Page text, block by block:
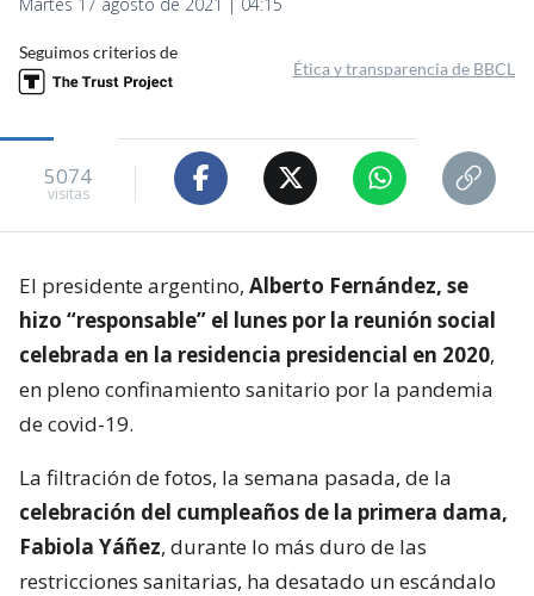
Seguimos criterios de
Ética y transparencia de BBCL
5074
visitas
El presidente argentino, Alberto Fernández, se
hizo “responsable” el lunes por la reunión social
celebrada en la residencia presidencial en 2020,
en pleno confinamiento sanitario por la pandemia
de covid-19.
La filtración de fotos, la semana pasada, de la
celebración del cumpleaños de la primera dama,
Fabiola Yáñez, durante lo más duro de las
restricciones sanitarias, ha desatado un escándalo